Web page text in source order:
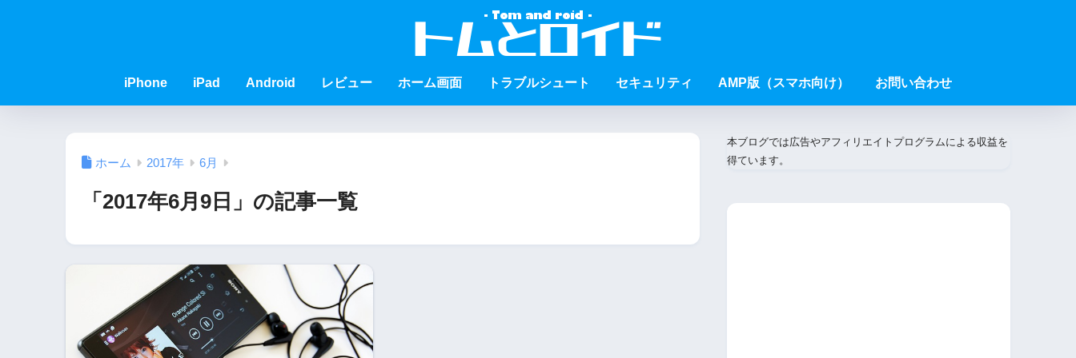
iPhone iPad Android レビュー ホーム画面 トラブルシュート セキュリティ AMP版（スマホ向け） お問い合わせ
ホーム 2017年 6月
「2017年6月9日」の記事一覧
本ブログでは広告やアフィリエイトプログラムによる収益を
得ています。